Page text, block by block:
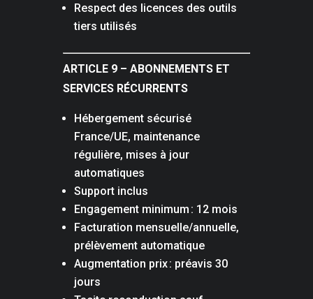
Respect des licences des outils
tiers utilisés
ARTICLE 9 – ABONNEMENTS ET
SERVICES RÉCURRENTS
Hébergement sécurisé
France/UE, maintenance
régulière, mises à jour
automatiques
Support inclus
Engagement minimum : 12 mois
Facturation mensuelle/annuelle,
prélèvement automatique
Augmentation prix : préavis 30
jours